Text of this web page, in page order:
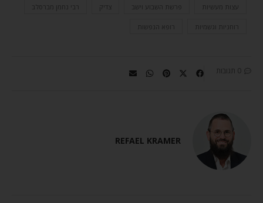
עצות מעשיות פרשת השבוע וישב צדיק רבי נחמן מברסלב
רוחניות וגשמיות רופא הנפשות
0 תגובות
REFAEL KRAMER